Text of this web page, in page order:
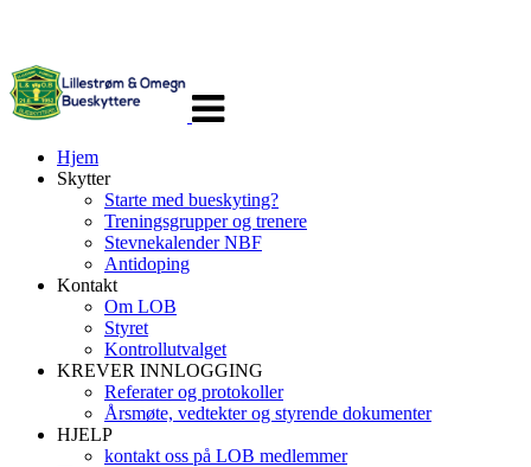
navigasjon
Hjem
Skytter
Starte med bueskyting?
Treningsgrupper og trenere
Stevnekalender NBF
Antidoping
Kontakt
Om LOB
Styret
Kontrollutvalget
KREVER INNLOGGING
Referater og protokoller
Årsmøte, vedtekter og styrende dokumenter
HJELP
kontakt oss på LOB medlemmer